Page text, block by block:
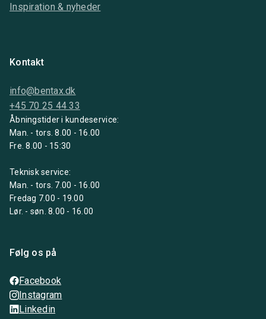
Inspiration & nyheder
Kontakt
info@bentax.dk
+45 70 25 44 33
Åbningstider i kundeservice:
Man. - tors. 8.00 - 16.00
Fre. 8.00 - 15:30
Teknisk service:
Man. - tors. 7.00 - 16.00
Fredag 7.00 - 19.00
Lør. - søn. 8.00 - 16.00
Følg os på
Facebook
Instagram
Linkedin